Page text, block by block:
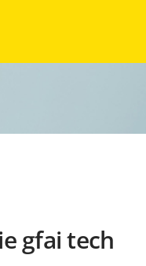
gfai tech